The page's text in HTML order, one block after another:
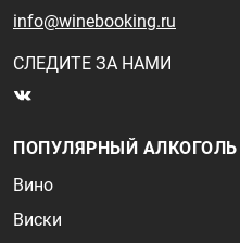
info@winebooking.ru
СЛЕДИТЕ ЗА НАМИ
ПОПУЛЯРНЫЙ АЛКОГОЛЬ
Вино
Виски